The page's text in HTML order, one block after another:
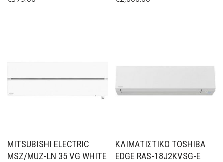
MITSUBISHI ELECTRIC
MSZ/MUZ-LN 35 VG WHITE
ΚΛΙΜΑΤΙΣΤΙΚΟ TOSHIBA
EDGE RAS-18J2KVSG-E